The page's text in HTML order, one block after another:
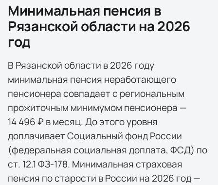
Минимальная пенсия в
Рязанской области на 2026
год
В Рязанской области в 2026 году
минимальная пенсия неработающего
пенсионера совпадает с региональным
прожиточным минимумом пенсионера —
14 496 ₽ в месяц. До этого уровня
доплачивает Социальный фонд России
(федеральная социальная доплата, ФСД) по
ст. 12.1 ФЗ-178. Минимальная страховая
пенсия по старости в России на 2026 год —